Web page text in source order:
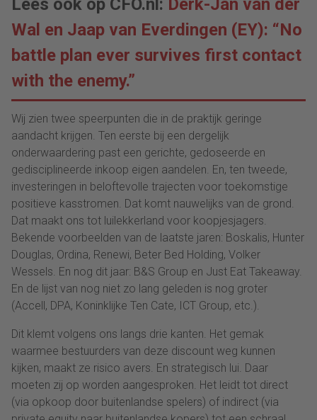
Lees ook op CFO.nl: Derk-Jan van der
Wal en Jaap van Everdingen (EY): “No
battle plan ever survives first contact
with the enemy.”
Wij zien twee speerpunten die in de praktijk geringe
aandacht krijgen. Ten eerste bij een dergelijk
onderwaardering past een gerichte, gedoseerde en
gedisciplineerde inkoop eigen aandelen. En, ten tweede,
investeringen in beloftevolle trajecten voor toekomstige
positieve kasstromen. Dat komt nauwelijks van de grond.
Dat maakt ons tot luilekkerland voor koopjesjagers.
Bekende voorbeelden van de laatste jaren: Boskalis, Hunter
Douglas, Ordina, Renewi, Beter Bed Holding, Volker
Wessels. En nog dit jaar: B&S Group en Just Eat Takeaway.
En de lijst van nog niet zo lang geleden is nog groter
(Accell, DPA, Koninklijke Ten Cate, ICT Group, etc.).
Dit klemt volgens ons langs drie kanten. Het gemak
waarmee bestuurders van deze discount weg kunnen
kijken, maakt ze risico avers. En strategisch lui. Daar
moeten zij op worden aangesproken. Het leidt tot direct
(via opkoop door buitenlandse spelers) of indirect (via